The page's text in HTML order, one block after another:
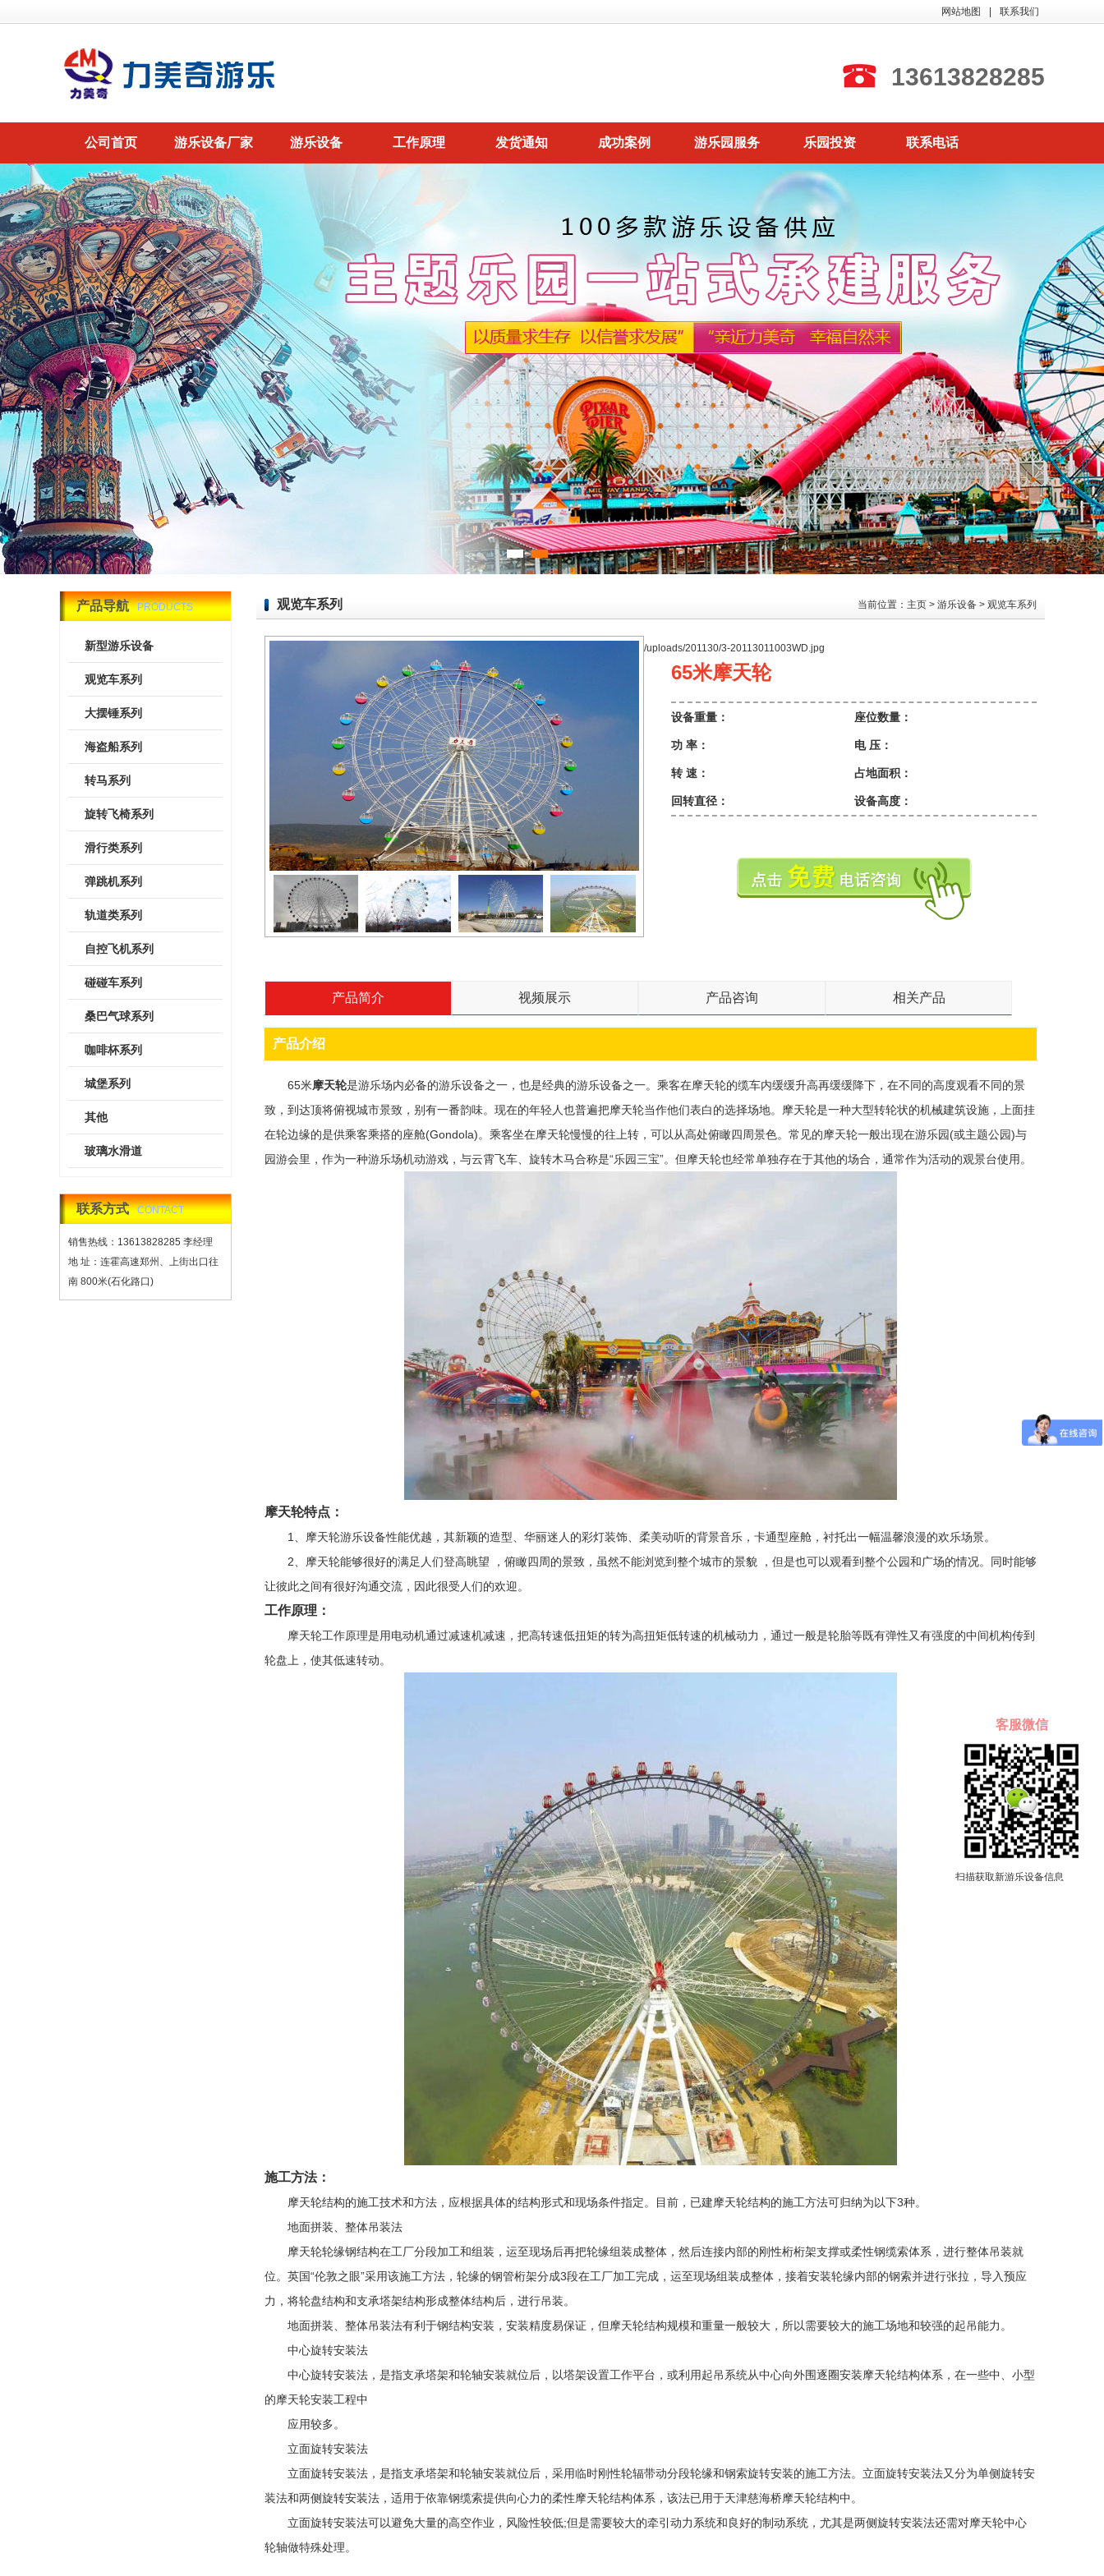
网站地图 联系我们
13613828285
公司首页 游乐设备厂家 游乐设备 工作原理 发货通知 成功案例 游乐园服务 乐园投资 联系电话
产品导航 PRODUCTS
新型游乐设备
观览车系列
大摆锤系列
海盗船系列
转马系列
旋转飞椅系列
滑行类系列
弹跳机系列
轨道类系列
自控飞机系列
碰碰车系列
桑巴气球系列
咖啡杯系列
城堡系列
其他
玻璃水滑道
联系方式 CONTACT
销售热线：13613828285 李经理
地 址：连霍高速郑州、上街出口往
南 800米(石化路口)
观览车系列 当前位置： 主页 > 游乐设备 > 观览车系列
/uploads/201130/3-20113011003WD.jpg
65米摩天轮
设备重量： 座位数量：
功 率： 电 压：
转 速： 占地面积：
回转直径： 设备高度：
产品简介 视频展示 产品咨询 相关产品
产品介绍
65米摩天轮是游乐场内必备的游乐设备之一，也是经典的游乐设备之一。乘客在摩天轮的缆车内缓缓升高再缓缓降下，在不同的高度观看不同的景
致，到达顶将俯视城市景致，别有一番韵味。现在的年轻人也普遍把摩天轮当作他们表白的选择场地。 摩天轮是一种大型转轮状的机械建筑设施，上面挂
在轮边缘的是供乘客乘搭的座舱(Gondola)。乘客坐在摩天轮慢慢的往上转，可以从高处俯瞰四周景色。常见的摩天轮一般出现在游乐园(或主题公园)与
园游会里，作为一种游乐场机动游戏，与云霄飞车、旋转木马合称是“乐园三宝”。但摩天轮也经常单独存在于其他的场合，通常作为活动的观景台使用。
摩天轮特点：
1、摩天轮游乐设备性能优越，其新颖的造型、华丽迷人的彩灯装饰、柔美动听的背景音乐，卡通型座舱，衬托出一幅温馨浪漫的欢乐场景。
2、摩天轮能够很好的满足人们登高眺望 ，俯瞰四周的景致，虽然不能浏览到整个城市的景貌 ，但是也可以观看到整个公园和广场的情况。同时能够
让彼此之间有很好沟通交流，因此很受人们的欢迎。
工作原理：
摩天轮工作原理是用电动机通过减速机减速，把高转速低扭矩的转为高扭矩低转速的机械动力，通过一般是轮胎等既有弹性又有强度的中间机构传到
轮盘上，使其低速转动。
施工方法：
摩天轮结构的施工技术和方法，应根据具体的结构形式和现场条件指定。目前，已建摩天轮结构的施工方法可归纳为以下3种。
地面拼装、整体吊装法
摩天轮轮缘钢结构在工厂分段加工和组装，运至现场后再把轮缘组装成整体，然后连接内部的刚性桁桁架支撑或柔性钢缆索体系，进行整体吊装就
位。英国“伦敦之眼”采用该施工方法，轮缘的钢管桁架分成3段在工厂加工完成，运至现场组装成整体，接着安装轮缘内部的钢索并进行张拉，导入预应
力，将轮盘结构和支承塔架结构形成整体结构后，进行吊装。
地面拼装、整体吊装法有利于钢结构安装，安装精度易保证，但摩天轮结构规模和重量一般较大，所以需要较大的施工场地和较强的起吊能力。
中心旋转安装法
中心旋转安装法，是指支承塔架和轮轴安装就位后，以塔架设置工作平台，或利用起吊系统从中心向外围逐圈安装摩天轮结构体系，在一些中、小型
的摩天轮安装工程中
应用较多。
立面旋转安装法
立面旋转安装法，是指支承塔架和轮轴安装就位后，采用临时刚性轮辐带动分段轮缘和钢索旋转安装的施工方法。立面旋转安装法又分为单侧旋转安
装法和两侧旋转安装法，适用于依靠钢缆索提供向心力的柔性摩天轮结构体系，该法已用于天津慈海桥摩天轮结构中。
立面旋转安装法可以避免大量的高空作业，风险性较低;但是需要较大的牵引动力系统和良好的制动系统，尤其是两侧旋转安装法还需对摩天轮中心
轮轴做特殊处理。
客服微信
扫描获取新游乐设备信息